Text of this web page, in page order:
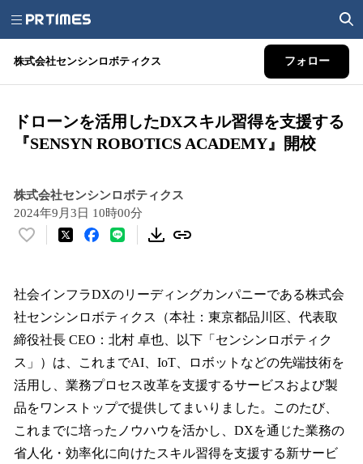
株式会社センシンロボティクス フォロー
ドローンを活用したDXスキル習得を支援する
『SENSYN ROBOTICS ACADEMY』開校
株式会社センシンロボティクス
2024年9月3日 10時00分
い
！
数
を
読
み
込
み
中
で
す
社会インフラDXのリーディングカンパニーである株式会
社センシンロボティクス（本社：東京都品川区、代表取
締役社長 CEO：北村 卓也、以下「センシンロボティク
ス」）は、これまでAI、IoT、ロボットなどの先端技術を
活用し、業務プロセス改革を支援するサービスおよび製
品をワンストップで提供してまいりました。このたび、
これまでに培ったノウハウを活かし、DXを通じた業務の
省人化・効率化に向けたスキル習得を支援する新サービ